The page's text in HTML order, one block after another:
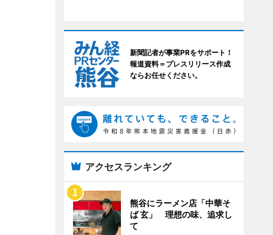
新聞記者が事業PRをサポート！
報道資料＝プレスリリース作成
ならお任せください。
アクセスランキング
熊谷にラーメン店「中華そ
ば 玄」 理想の味、追求し
て